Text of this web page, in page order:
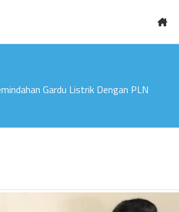
Gardu Listrik Dengan PLN